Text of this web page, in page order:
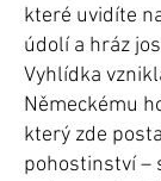
které uvidíte
údolí a hráz
Vyhlídka
Německému
který zde
pohostinství –